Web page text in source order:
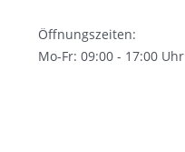
Öffnungszeiten:
Mo-Fr: 09:00 - 17:00 Uhr